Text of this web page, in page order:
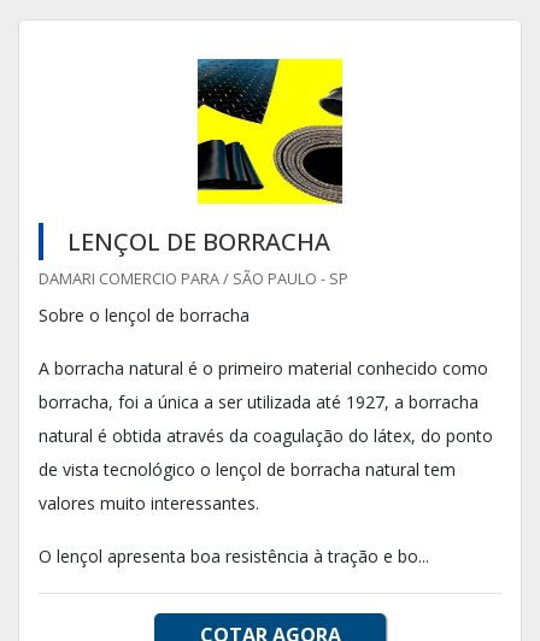
LENÇOL DE BORRACHA
DAMARI COMERCIO PARA / SÃO PAULO - SP
Sobre o lençol de borracha
A borracha natural é o primeiro material conhecido como
borracha, foi a única a ser utilizada até 1927, a borracha
natural é obtida através da coagulação do látex, do ponto
de vista tecnológico o lençol de borracha natural tem
valores muito interessantes.
O lençol apresenta boa resistência à tração e bo...
COTAR AGORA